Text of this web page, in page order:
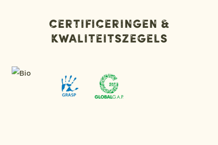
Certificeringen &
kwaliteitszegels